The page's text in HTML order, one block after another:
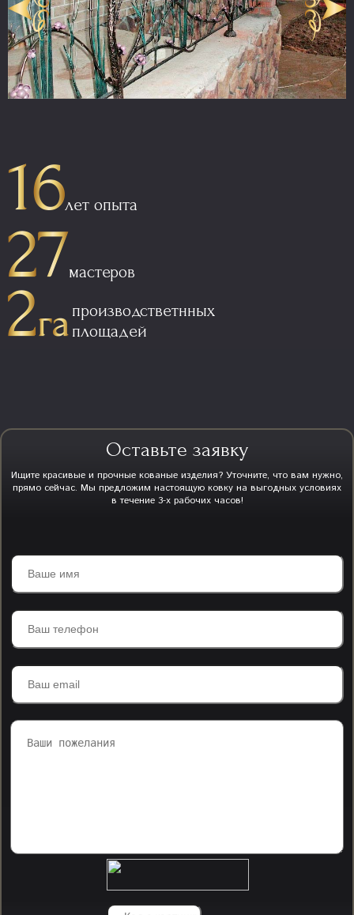
лет опыта
мастеров
производстветнных
площадей
Оставьте заявку
Ищите красивые и прочные кованые изделия? Уточните, что вам нужно,
прямо сейчас. Мы предложим настоящую ковку на выгодных условиях
в течение 3-х рабочих часов!